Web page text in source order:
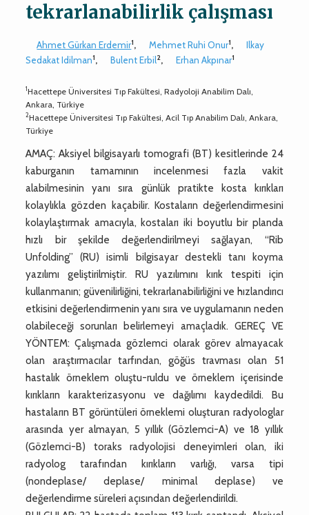
tekrarlanabilirlik çalışması
Ahmet Gürkan Erdemir1, Mehmet Ruhi Onur1,
Ilkay
Sedakat Idilman1, Bulent Erbil2, Erhan Akpınar1
1Hacettepe Üniversitesi Tıp Fakültesi, Radyoloji Anabilim Dalı,
Ankara, Türkiye
2Hacettepe Üniversitesi Tıp Fakültesi, Acil Tıp Anabilim Dalı, Ankara,
Türkiye
AMAÇ: Aksiyel bilgisayarlı tomografi (BT) kesitlerinde 24
kaburganın tamamının incelenmesi fazla vakit
alabilmesinin yanı sıra günlük pratikte kosta kırıkları
kolaylıkla gözden kaçabilir. Kostaların değerlendirmesini
kolaylaştırmak amacıyla, kostaları iki boyutlu bir planda
hızlı bir şekilde değerlendirilmeyi sağlayan, “Rib
Unfolding” (RU) isimli bilgisayar destekli tanı koyma
yazılımı geliştirilmiştir. RU yazılımını kırık tespiti için
kullanmanın; güvenilirliğini, tekrarlanabilirliğini ve hızlandırıcı
etkisini değerlendirmenin yanı sıra ve uygulamanın neden
olabileceği sorunları belirlemeyi amaçladık. GEREÇ VE
YÖNTEM: Çalışmada gözlemci olarak görev almayacak
olan araştırmacılar tarfından, göğüs travması olan 51
hastalık örneklem oluştu-ruldu ve örneklem içerisinde
kırıkların karakterizasyonu ve dağılımı kaydedildi. Bu
hastaların BT görüntüleri örneklemi oluşturan radyologlar
arasında yer almayan, 5 yıllık (Gözlemci-A) ve 18 yıllık
(Gözlemci-B) toraks radyolojisi deneyimleri olan, iki
radyolog tarafından kırıkların varlığı, varsa tipi
(nondeplase/ deplase/ minimal deplase) ve
değerlendirme süreleri açısından değerlendirildi.